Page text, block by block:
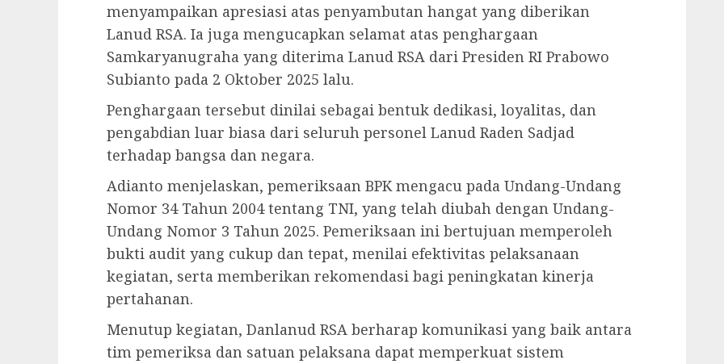
menyampaikan apresiasi atas penyambutan hangat yang diberikan
Lanud RSA. Ia juga mengucapkan selamat atas penghargaan
Samkaryanugraha yang diterima Lanud RSA dari Presiden RI Prabowo
Subianto pada 2 Oktober 2025 lalu.
Penghargaan tersebut dinilai sebagai bentuk dedikasi, loyalitas, dan
pengabdian luar biasa dari seluruh personel Lanud Raden Sadjad
terhadap bangsa dan negara.
Adianto menjelaskan, pemeriksaan BPK mengacu pada Undang-Undang
Nomor 34 Tahun 2004 tentang TNI, yang telah diubah dengan Undang-
Undang Nomor 3 Tahun 2025. Pemeriksaan ini bertujuan memperoleh
bukti audit yang cukup dan tepat, menilai efektivitas pelaksanaan
kegiatan, serta memberikan rekomendasi bagi peningkatan kinerja
pertahanan.
Menutup kegiatan, Danlanud RSA berharap komunikasi yang baik antara
tim pemeriksa dan satuan pelaksana dapat memperkuat sistem